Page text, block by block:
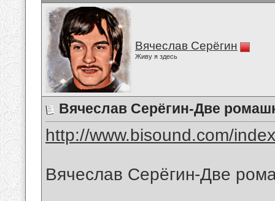
Вячеслав Серёгин
Живу я здесь
Вячеслав Серёгин-Две
http://www.bisound.com/
Вячеслав Серёгин-Две